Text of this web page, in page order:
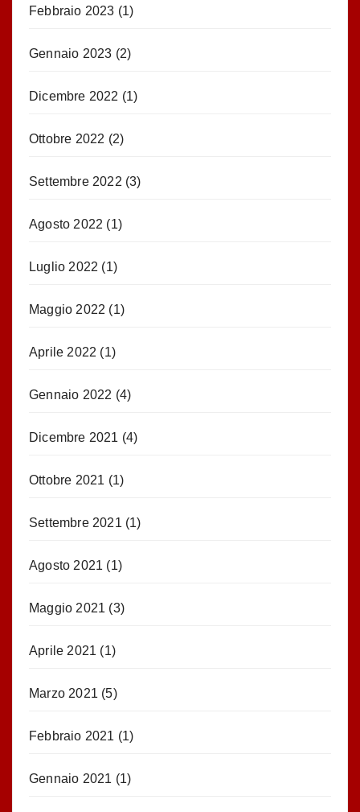
Febbraio 2023 (1)
Gennaio 2023 (2)
Dicembre 2022 (1)
Ottobre 2022 (2)
Settembre 2022 (3)
Agosto 2022 (1)
Luglio 2022 (1)
Maggio 2022 (1)
Aprile 2022 (1)
Gennaio 2022 (4)
Dicembre 2021 (4)
Ottobre 2021 (1)
Settembre 2021 (1)
Agosto 2021 (1)
Maggio 2021 (3)
Aprile 2021 (1)
Marzo 2021 (5)
Febbraio 2021 (1)
Gennaio 2021 (1)